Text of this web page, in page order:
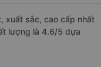
xuất sắc, cao cấp nhất
lượng là 4.6/5 dựa